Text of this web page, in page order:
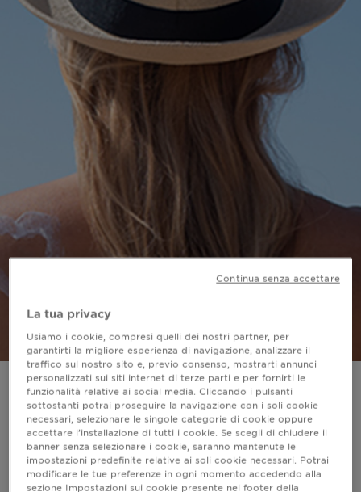
Pelle sensibile al sole:
come proteggerla?
Ultimo aggiornamento settembre 09, 2025
Amiamo la nostra pelle baciata dal sole in estate, ma
La tua privacy
Usiamo i cookie, compresi quelli dei nostri partner, per
garantirti la migliore esperienza di navigazione, analizzare il
traffico sul nostro sito e, previo consenso, mostrarti annunci
personalizzati sui siti internet di terze parti e per fornirti le
funzionalità relative ai social media. Cliccando i pulsanti
sottostanti potrai proseguire la navigazione con i soli cookie
necessari, selezionare le singole categorie di cookie oppure
accettare l’installazione di tutti i cookie. Se scegli di chiudere il
banner senza selezionare i cookie, saranno mantenute le
impostazioni predefinite relative ai soli cookie necessari. Potrai
modificare le tue preferenze in ogni momento accedendo alla
sezione Impostazioni sui cookie presente nel footer della
Continua senza accettare